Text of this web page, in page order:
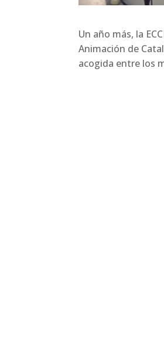
Un año más, la
Animación de
acogida entre los